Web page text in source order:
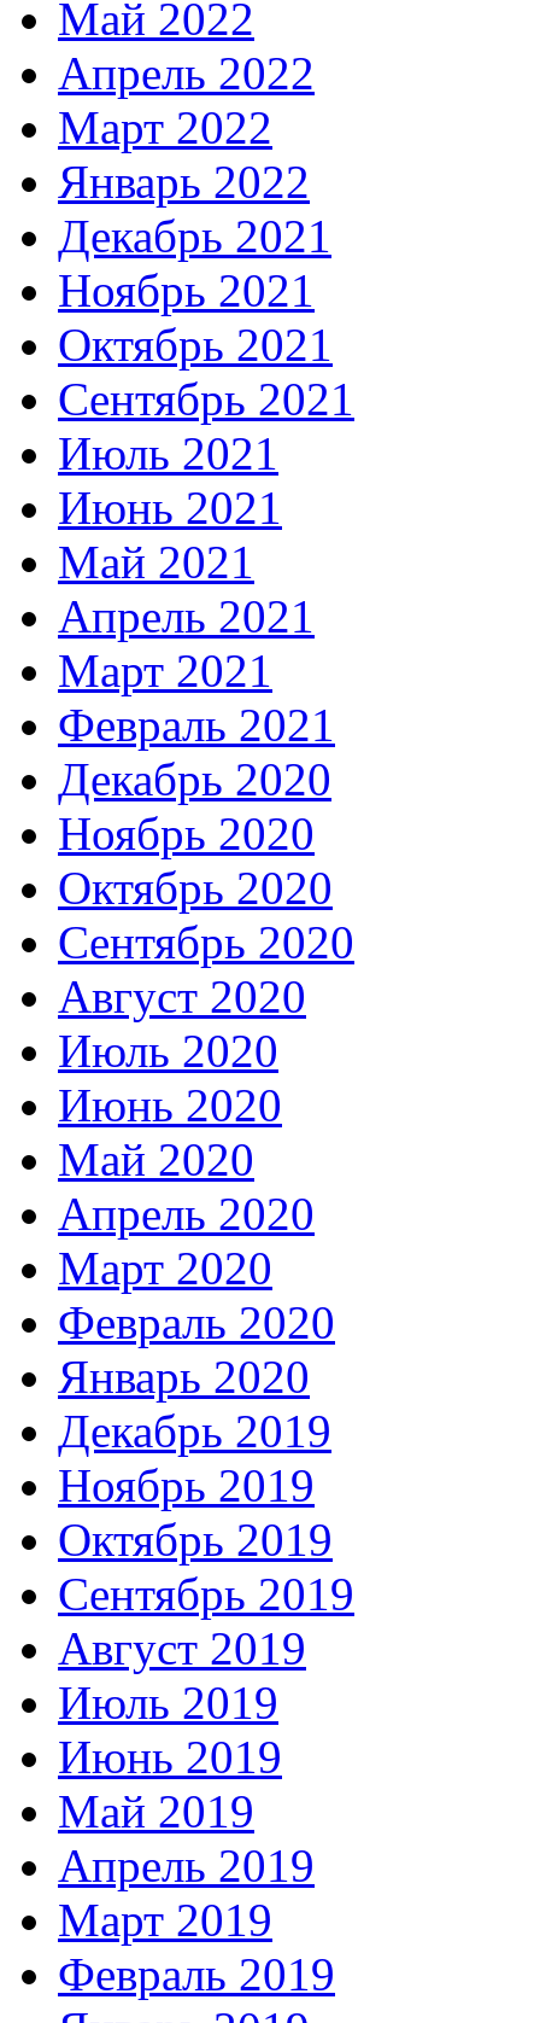
Май 2022
Апрель 2022
Март 2022
Январь 2022
Декабрь 2021
Ноябрь 2021
Октябрь 2021
Сентябрь 2021
Июль 2021
Июнь 2021
Май 2021
Апрель 2021
Март 2021
Февраль 2021
Декабрь 2020
Ноябрь 2020
Октябрь 2020
Сентябрь 2020
Август 2020
Июль 2020
Июнь 2020
Май 2020
Апрель 2020
Март 2020
Февраль 2020
Январь 2020
Декабрь 2019
Ноябрь 2019
Октябрь 2019
Сентябрь 2019
Август 2019
Июль 2019
Июнь 2019
Май 2019
Апрель 2019
Март 2019
Февраль 2019